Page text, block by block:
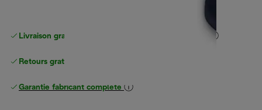
Livraison gratuite standard
Retours gratuits
Garantie fabricant complète